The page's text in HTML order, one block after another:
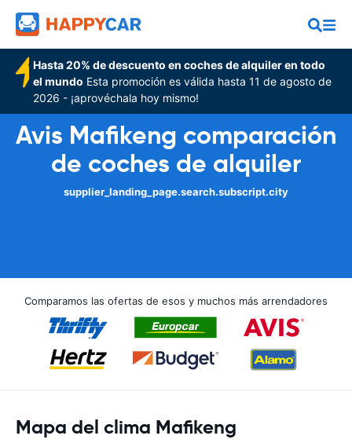
Hasta 20% de descuento en coches de alquiler en todo
el mundo Esta promoción es válida hasta 11 de agosto de
2026 - ¡aprovéchala hoy mismo!
Avis Mafikeng comparación
de coches de alquiler
supplier_landing_page.search.subscript.city
Comparamos las ofertas de esos y muchos más arrendadores
Mapa del clima Mafikeng